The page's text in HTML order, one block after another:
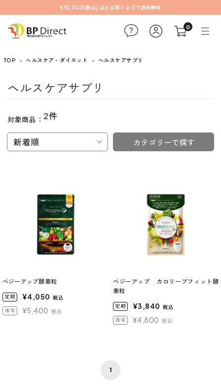
¥10,000(税込) 以上お買い上げで送料無料
0
TOP ヘルスケア・ダイエット ヘルスケアサプリ
ヘルスケアサプリ
対象商品： 2件
新着順 カテゴリーで探す
ベジーアップ酵素粒
定期 ¥4,050 税込
通常 ¥5,400 税込
べジーアップ カロリーブフィット酵
素粒
定期 ¥3,840 税込
通常 ¥4,800 税込
1